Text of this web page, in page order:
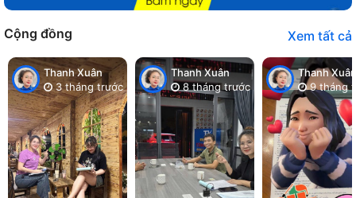
Cộng đồng Xem tất cả
Thanh Xuân
3 tháng trước
Thanh Xuân
8 tháng trước
Thanh Xuân
9 tháng